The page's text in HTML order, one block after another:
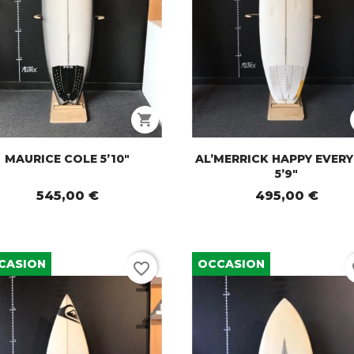
shopping_cart
MAURICE COLE 5’10"
545,00 €
AL’MERRICK HAPPY
5’9"
495,00 €
favorite_border OCCASION